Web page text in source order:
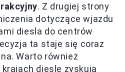
. Z drugiej strony
dotyczące wjazdu
diesla do centrów
ta staje się coraz
Warto również
diesle zyskują